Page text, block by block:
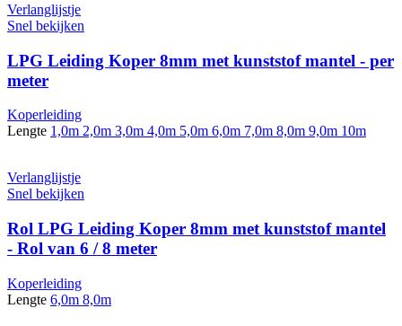
Verlanglijstje
Snel bekijken
LPG Leiding Koper 8mm met kunststof mantel - per
meter
Koperleiding
Lengte 1,0m 2,0m 3,0m 4,0m 5,0m 6,0m 7,0m 8,0m 9,0m 10m
Verlanglijstje
Snel bekijken
Rol LPG Leiding Koper 8mm met kunststof mantel
- Rol van 6 / 8 meter
Koperleiding
Lengte 6,0m 8,0m